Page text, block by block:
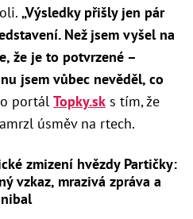
„Výsledky přišly jen pár
Než jsem vyšel na
že je to potvrzené –
jsem vůbec nevěděl, co
portál Topky.sk s tím, že
úsměv na rtech.
zmizení hvězdy Partičky:
vzkaz, mrazivá zpráva a